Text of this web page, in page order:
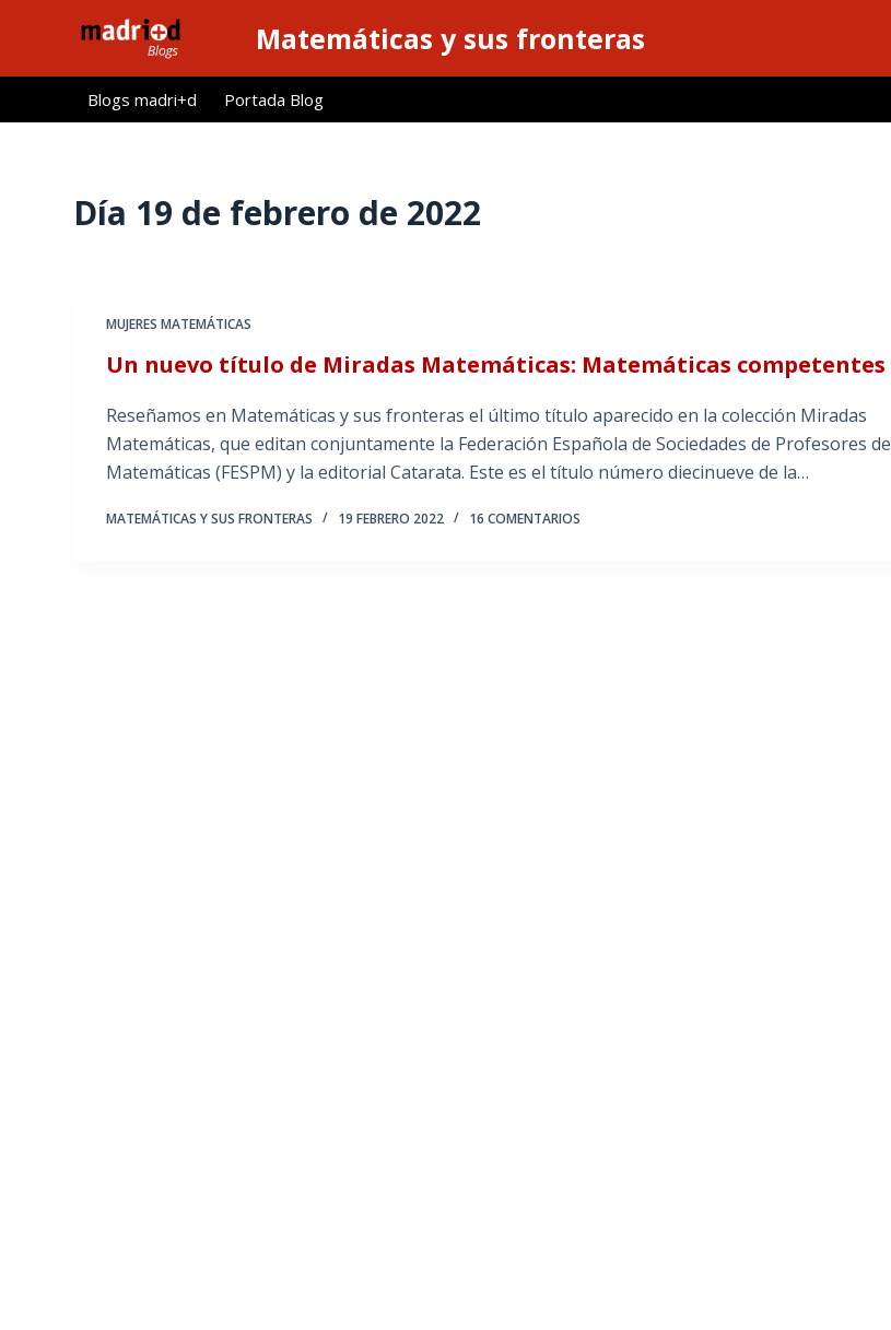
l
Matemáticas y sus fronteras
Blogs madri+d Portada Blog
Día 19 de febrero de 2022
MUJERES MATEMÁTICAS
Un nuevo título de Miradas Matemáticas: Matemáticas competentes
Reseñamos en Matemáticas y sus fronteras el último título aparecido en la colección Miradas
Matemáticas, que editan conjuntamente la Federación Española de Sociedades de Profesores de
Matemáticas (FESPM) y la editorial Catarata. Este es el título número diecinueve de la…
MATEMÁTICAS Y SUS FRONTERAS 19 FEBRERO 2022 16 COMENTARIOS